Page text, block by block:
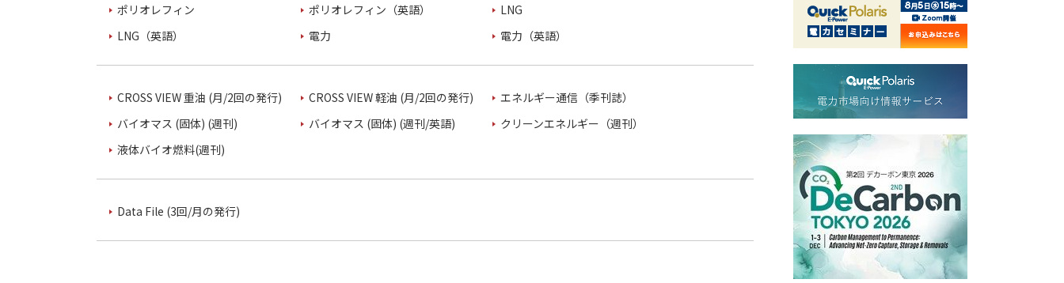
ポリオレフィン
ポリオレフィン（英語）
LNG
LNG（英語）
電力 電力（英語）
CROSS VIEW 重油 (月/2回の発行) CROSS VIEW 軽油 (月/2回の発行)
エネルギー通信（季刊誌）
バイオマス (固体) (週刊)
バイオマス (固体) (週刊/英語)
クリーンエネルギー（週刊）
液体バイオ燃料(週刊)
Data File (3回/月の発行)